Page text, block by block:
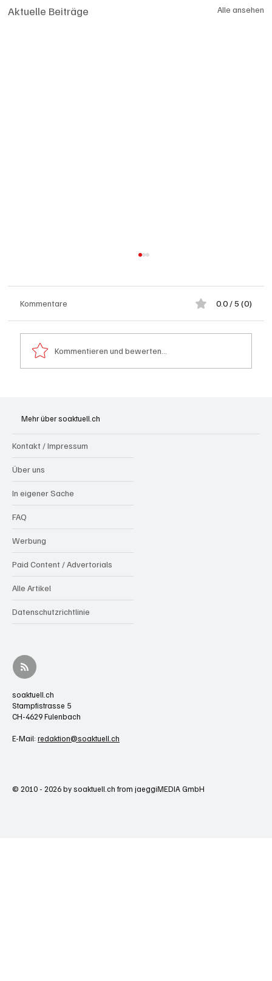
Aktuelle Beiträge Alle ansehen
Kommentare 0.0 / 5 (0)
Kommentieren und bewerten...
Mehr über soaktuell.ch
Kontakt / Impressum
Über uns
In eigener Sache
FAQ
Werbung
Paid Content / Advertorials
Alle Artikel
Datenschutzrichtlinie
soaktuell.ch
Stampfistrasse 5
CH-4629 Fulenbach
E-Mail: redaktion@soaktuell.ch
© 2010 - 2026 by soaktuell.ch from jaeggiMEDIA GmbH